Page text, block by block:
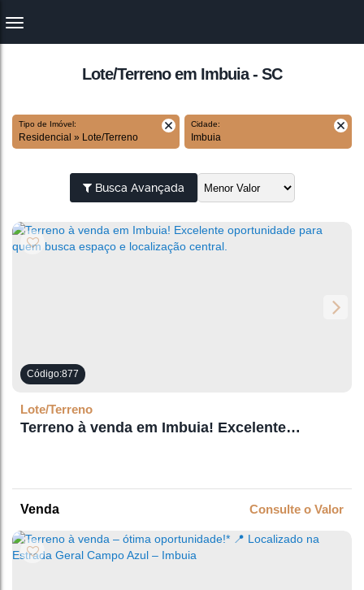
Lote/Terreno em Imbuia - SC
Tipo de Imóvel:
Residencial » Lote/Terreno
Cidade:
Imbuia
Busca Avançada
877
Terreno à venda em Imbuia! Excelente
Lote/Terreno
Consulte o Valor